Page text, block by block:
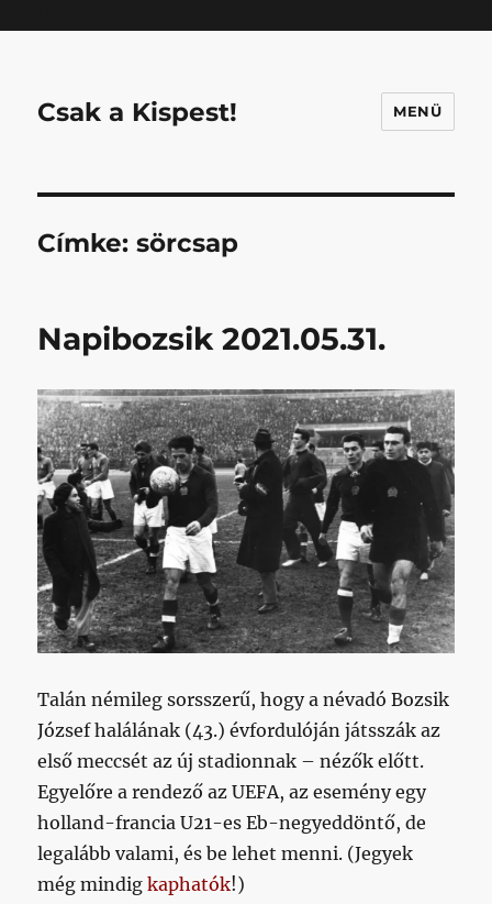
Csak a Kispest! MENÜ
Címke:sörcsap
Napibozsik 2021.05.31.
Talán némileg sorsszerű, hogy a névadó Bozsik
József halálának (43.) évfordulóján játsszák az
első meccsét az új stadionnak – nézők előtt.
Egyelőre a rendező az UEFA, az esemény egy
holland-francia U21-es Eb-negyeddöntő, de
legalább valami, és be lehet menni. (Jegyek
még mindigkaphatók!)